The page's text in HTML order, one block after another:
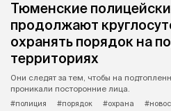
Тюменские
продолжают
охранять порядок на
территориях
Они следят за тем, чтобы на
проникали посторонние лица.
#полиция
#порядок #охрана